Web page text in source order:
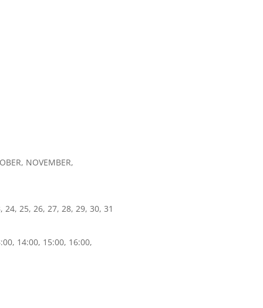
NOVEMBER,
25, 26, 27, 28, 29, 30, 31
14:00, 15:00, 16:00,